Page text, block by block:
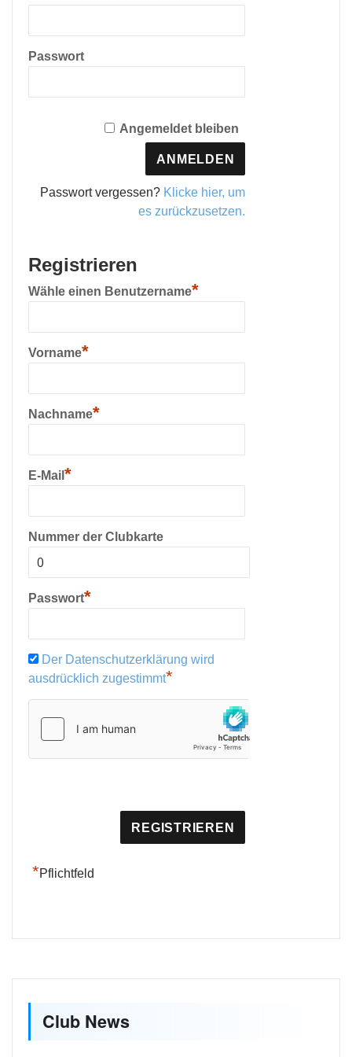
Passwort
Angemeldet bleiben
Passwort vergessen? Klicke hier, um
es zurückzusetzen.
Registrieren
Wähle einen Benutzername*
Vorname*
Nachname*
E-Mail *
Nummer der Clubkarte
Passwort*
Der Datenschutzerklärung wird
ausdrücklich zugestimmt*
*Pflichtfeld
Club News